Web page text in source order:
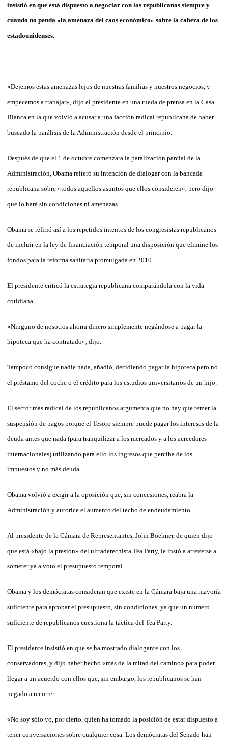
insistió en que está dispuesto a negociar con los republicanos siempre y
cuando no penda «la amenaza del caos económico» sobre la cabeza de los
estadounidenses.
«Dejemos estas amenazas lejos de nuestras familias y nuestros negocios, y
empecemos a trabajar», dijo el presidente en una rueda de prensa en la Casa
Blanca en la que volvió a acusar a una facción radical republicana de haber
buscado la parálisis de la Administración desde el principio.
Después de que el 1 de octubre comenzara la paralización parcial de la
Administración, Obama reiteró su intención de dialogar con la bancada
republicana sobre «todos aquellos asuntos que ellos consideren», pero dijo
que lo hará sin condiciones ni amenazas.
Obama se refirió así a los repetidos intentos de los congresistas republicanos
de incluir en la ley de financiación temporal una disposición que elimine los
fondos para la reforma sanitaria promulgada en 2010.
El presidente criticó la estrategia republicana comparándola con la vida
cotidiana.
«Ninguno de nosotros ahorra dinero simplemente negándose a pagar la
hipoteca que ha contratado», dijo.
Tampoco consigue nadie nada, añadió, decidiendo pagar la hipoteca pero no
el préstamo del coche o el crédito para los estudios universitarios de un hijo.
El sector más radical de los republicanos argumenta que no hay que temer la
suspensión de pagos porque el Tesoro siempre puede pagar los intereses de la
deuda antes que nada (para tranquilizar a los mercados y a los acreedores
internacionales) utilizando para ello los ingresos que perciba de los
impuestos y no más deuda.
Obama volvió a exigir a la oposición que, sin concesiones, reabra la
Administración y autorice el aumento del techo de endeudamiento.
Al presidente de la Cámara de Representantes, John Boehner, de quien dijo
que está «bajo la presión» del ultraderechista Tea Party, le instó a atreverse a
someter ya a voto el presupuesto temporal.
Obama y los demócratas consideran que existe en la Cámara baja una mayoría
suficiente para aprobar el presupuesto, sin condiciones, ya que un numero
suficiente de republicanos cuestiona la táctica del Tea Party.
El presidente insistió en que se ha mostrado dialogante con los
conservadores, y dijo haber hecho «más de la mitad del camino» para poder
llegar a un acuerdo con ellos que, sin embargo, los republicanos se han
negado a recorrer.
«No soy sólo yo, por cierto, quien ha tomado la posición de estar dispuesto a
tener conversaciones sobre cualquier cosa. Los demócratas del Senado han